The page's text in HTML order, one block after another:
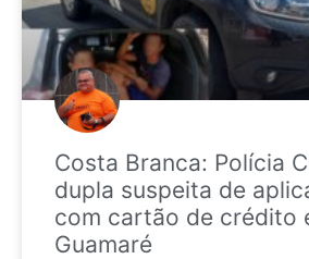
Costa Branca: Polícia
dupla suspeita de
com cartão de crédito
Guamaré